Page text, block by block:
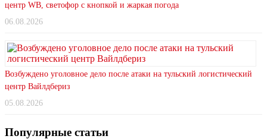
центр WB, светофор с кнопкой и жаркая погода
06.08.2026
Возбуждено уголовное дело после атаки на тульский логистический
центр Вайлдбериз
05.08.2026
Популярные статьи